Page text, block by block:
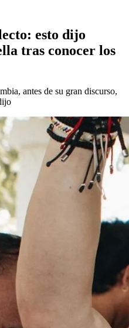
esto dijo
tras conocer los
antes de su gran discurso,